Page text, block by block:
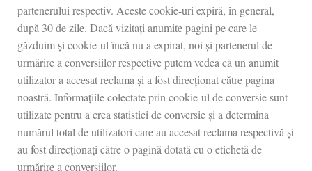
partenerului respectiv. Aceste cookie-uri expiră, în general,
după 30 de zile. Dacă vizitați anumite pagini pe care le
găzduim și cookie-ul încă nu a expirat, noi și partenerul de
urmărire a conversiilor respective putem vedea că un anumit
utilizator a accesat reclama și a fost direcționat către pagina
noastră. Informațiile colectate prin cookie-ul de conversie sunt
utilizate pentru a crea statistici de conversie și a determina
numărul total de utilizatori care au accesat reclama respectivă și
au fost direcționați către o pagină dotată cu o etichetă de
urmărire a conversiilor.